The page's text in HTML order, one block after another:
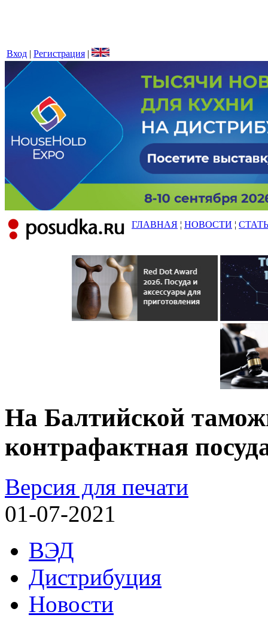
Вход | Регистрация |
ГЛАВНАЯ ¦ НОВОСТИ ¦
На Балтийской
контрафактная
Версия для печати
01-07-2021
ВЭД
Дистрибуция
Новости